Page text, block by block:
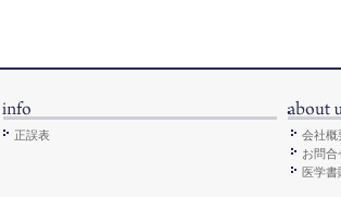
正誤表
会社概
お問合
医学